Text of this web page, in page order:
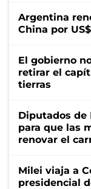
Argentina
China por
El gobierno
retirar el
tierras
Diputados de
para que las
renovar el
Milei viaja a
presidencial